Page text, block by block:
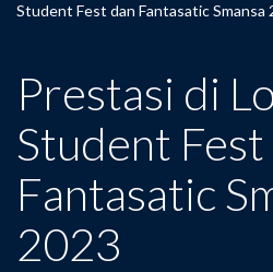
Student Fest dan Fantasatic Smansa
Prestasi di
Student Fest
Fantasatic
2023